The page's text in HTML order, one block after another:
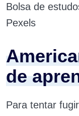
Bolsa de
Pexels
de
Para tentar